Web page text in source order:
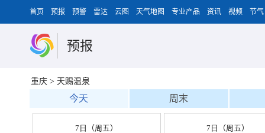
首页 预报 预警 雷达 云图 天气地图 专业产品 资讯 视频 节气
预报
重庆 > 天赐温泉
今天 周末
7日（周五）
7日（周五）